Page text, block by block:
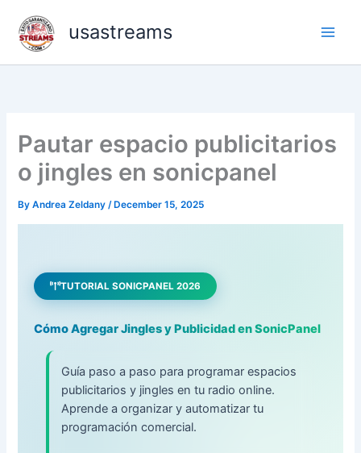
content
usastreams
Pautar espacio publicitarios
o jingles en sonicpanel
ByAndrea Zeldany/ December 15, 2025
TUTORIAL SONICPANEL 2026
Cómo Agregar Jingles y Publicidad en SonicPanel
Guía paso a paso para programar espacios
publicitarios y jingles en tu radio online.
Aprende a organizar y automatizar tu
programación comercial.